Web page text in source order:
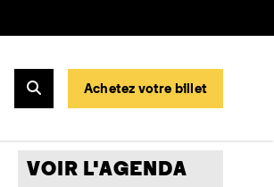
Rechercher
Achetez votre billet
VOIR L'AGENDA